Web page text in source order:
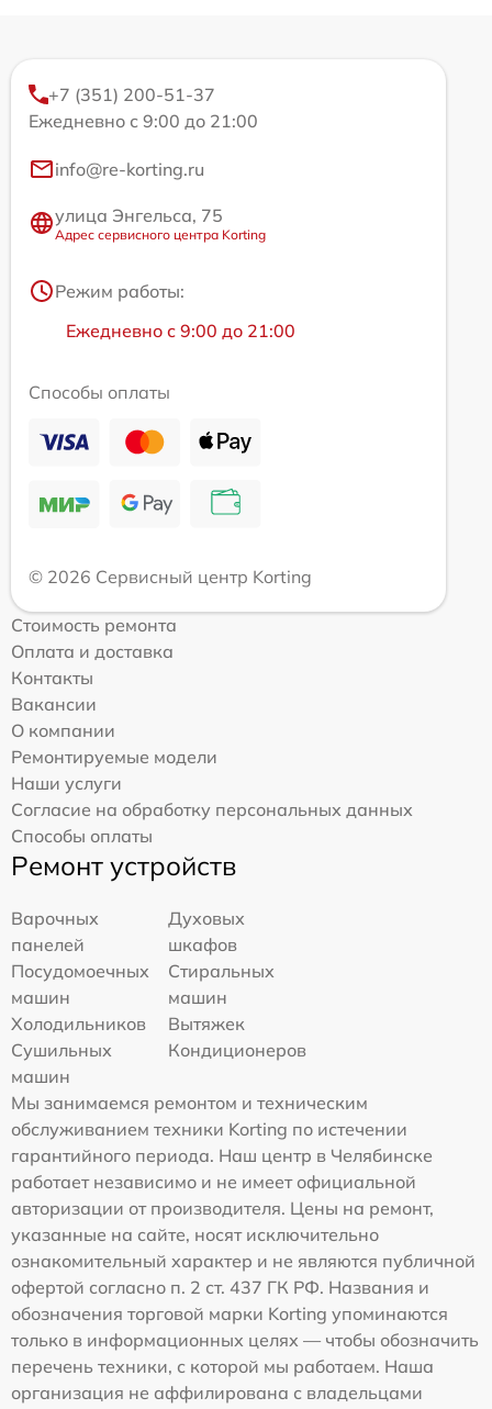
+7 (351) 200-51-37
Ежедневно с 9:00 до 21:00
info@re-korting.ru
улица Энгельса, 75
Адрес сервисного центра Korting
Режим работы:
Ежедневно с 9:00 до 21:00
Способы оплаты
© 2026 Сервисный центр Korting
Стоимость ремонта
Оплата и доставка
Контакты
Вакансии
О компании
Ремонтируемые модели
Наши услуги
Согласие на обработку персональных данных
Способы оплаты
Ремонт устройств
Варочных
панелей
Духовых
шкафов
Посудомоечных
машин
Стиральных
машин
Холодильников
Вытяжек
Сушильных
машин
Кондиционеров
Мы занимаемся ремонтом и техническим
обслуживанием техники Korting по истечении
гарантийного периода. Наш центр в Челябинске
работает независимо и не имеет официальной
авторизации от производителя. Цены на ремонт,
указанные на сайте, носят исключительно
ознакомительный характер и не являются публичной
офертой согласно п. 2 ст. 437 ГК РФ. Названия и
обозначения торговой марки Korting упоминаются
только в информационных целях — чтобы обозначить
перечень техники, с которой мы работаем. Наша
организация не аффилирована с владельцами